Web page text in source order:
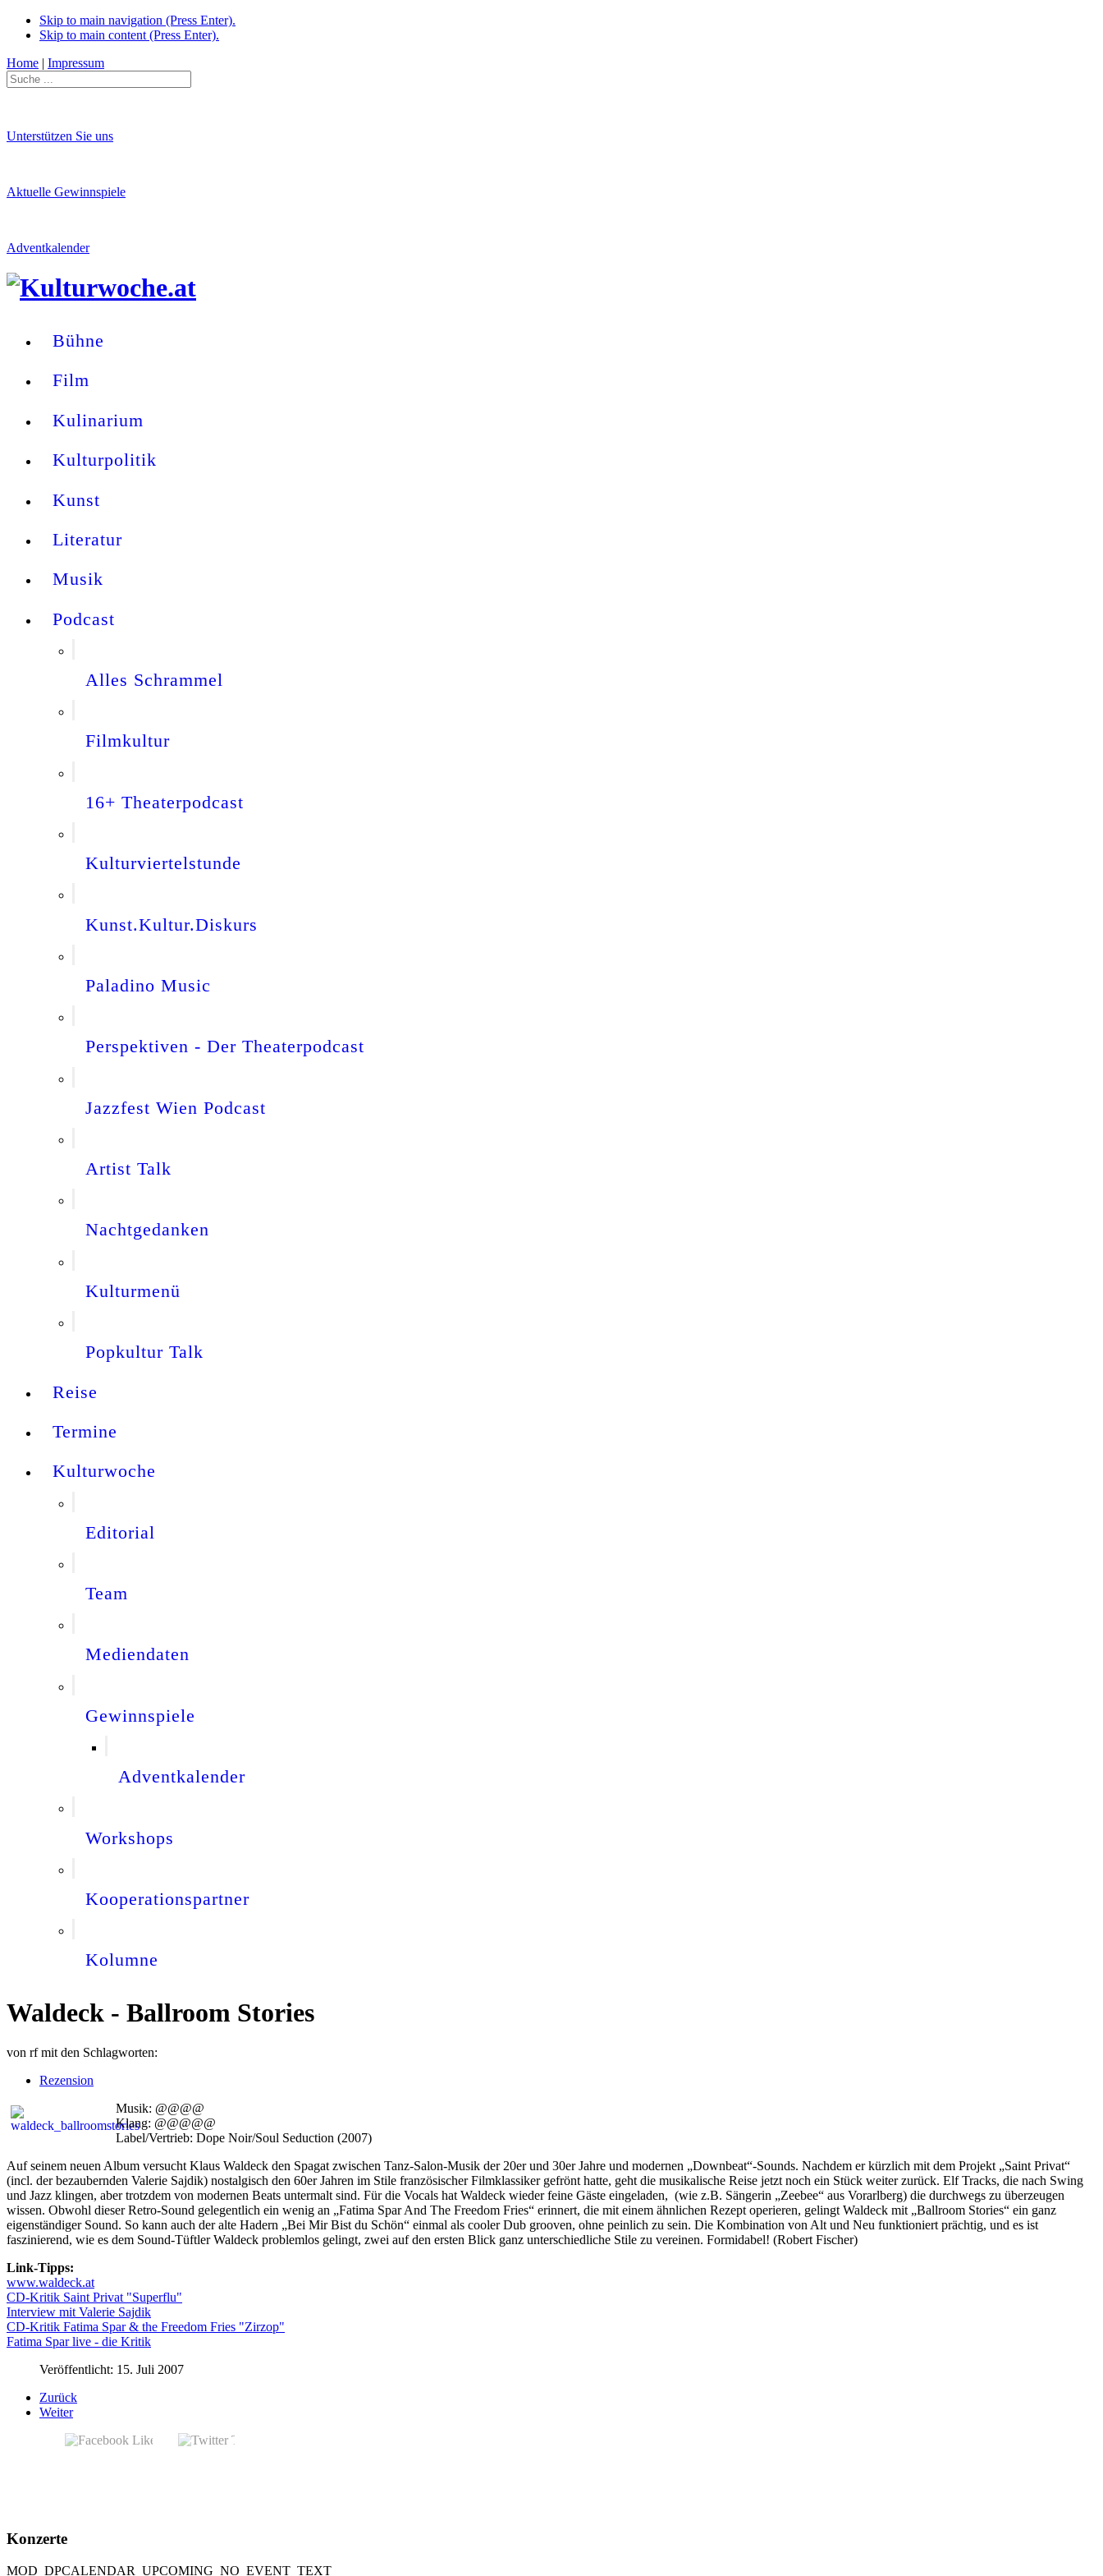
Skip to main navigation (Press Enter).
Skip to main content (Press Enter).
Home | Impressum
Unterstützen Sie uns
Aktuelle Gewinnspiele
Adventkalender
Bühne
Film
Kulinarium
Kulturpolitik
Kunst
Literatur
Musik
Podcast
Alles Schrammel
Filmkultur
16+ Theaterpodcast
Kulturviertelstunde
Kunst.Kultur.Diskurs
Paladino Music
Perspektiven - Der Theaterpodcast
Jazzfest Wien Podcast
Artist Talk
Nachtgedanken
Kulturmenü
Popkultur Talk
Reise
Termine
Kulturwoche
Editorial
Team
Mediendaten
Gewinnspiele
Adventkalender
Workshops
Kooperationspartner
Kolumne
Waldeck - Ballroom Stories
von rf mit den Schlagworten:
Rezension
Musik: @@@@
Klang: @@@@@
Label/Vertrieb: Dope Noir/Soul Seduction (2007)
Auf seinem neuen Album versucht Klaus Waldeck den Spagat zwischen Tanz-Salon-Musik der 20er und 30er Jahre und modernen „Downbeat“-Sounds. Nachdem er kürzlich mit dem Projekt „Saint Privat“
(incl. der bezaubernden Valerie Sajdik) nostalgisch den 60er Jahren im Stile französischer Filmklassiker gefrönt hatte, geht die musikalische Reise jetzt noch ein Stück weiter zurück. Elf Tracks, die nach Swing
und Jazz klingen, aber trotzdem von modernen Beats untermalt sind. Für die Vocals hat Waldeck wieder feine Gäste eingeladen, (wie z.B. Sängerin „Zeebee“ aus Vorarlberg) die durchwegs zu überzeugen
wissen. Obwohl dieser Retro-Sound gelegentlich ein wenig an „Fatima Spar And The Freedom Fries“ erinnert, die mit einem ähnlichen Rezept operieren, gelingt Waldeck mit „Ballroom Stories“ ein ganz
eigenständiger Sound. So kann auch der alte Hadern „Bei Mir Bist du Schön“ einmal als cooler Dub grooven, ohne peinlich zu sein. Die Kombination von Alt und Neu funktioniert prächtig, und es ist
faszinierend, wie es dem Sound-Tüftler Waldeck problemlos gelingt, zwei auf den ersten Blick ganz unterschiedliche Stile zu vereinen. Formidabel! (Robert Fischer)
Link-Tipps:
www.waldeck.at
CD-Kritik Saint Privat "Superflu"
Interview mit Valerie Sajdik
CD-Kritik Fatima Spar & the Freedom Fries "Zirzop"
Fatima Spar live - die Kritik
Veröffentlicht: 15. Juli 2007
Zurück
Weiter
Konzerte
MOD_DPCALENDAR_UPCOMING_NO_EVENT_TEXT